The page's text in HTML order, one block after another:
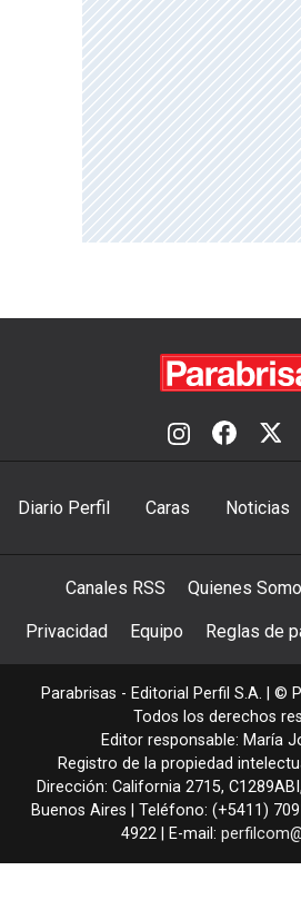
Diario Perfil Caras Noticias
Canales RSS Quienes
Privacidad Equipo Reglas de
Parabrisas - Editorial Perfil S.A. | ©
Todos los derechos
Editor responsable: María
Registro de la propiedad
Dirección: California 2715, C1289ABI ,
Buenos Aires | Teléfono: (+5411)
4922 | E-mail: